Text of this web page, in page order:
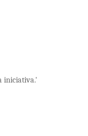
iniciativa.'